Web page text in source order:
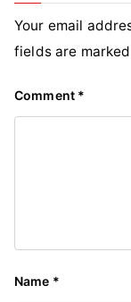
Your email
fields are marked
Comment *
Name *